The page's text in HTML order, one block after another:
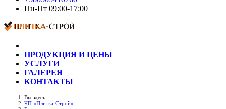
Пн-Пт 09:00-17:00
ПРОДУКЦИЯ И ЦЕНЫ
УСЛУГИ
ГАЛЕРЕЯ
КОНТАКТЫ
Вы здесь:
ЧП «Плитка-Строй»